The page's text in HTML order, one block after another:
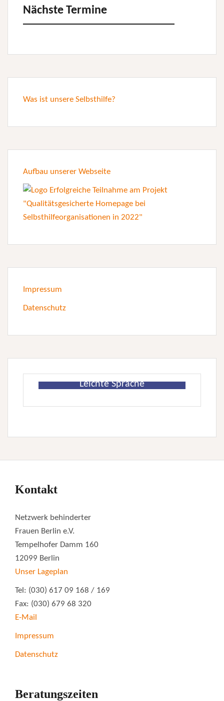
Nächste Termine
Was ist unsere Selbsthilfe?
Aufbau unserer Webseite
Impressum
Datenschutz
Leichte Sprache
Kontakt
Netzwerk behinderter
Frauen Berlin e.V.
Tempelhofer Damm 160
12099 Berlin
Unser Lageplan
Tel: (030) 617 09 168 / 169
Fax: (030) 679 68 320
E-Mail
Impressum
Datenschutz
Beratungszeiten